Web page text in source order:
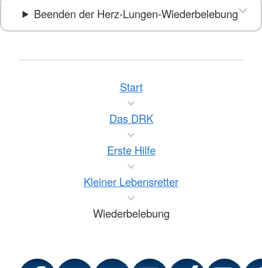
Beenden der Herz-Lungen-Wiederbelebung
Start
Das DRK
Erste Hilfe
Kleiner Lebensretter
Wiederbelebung